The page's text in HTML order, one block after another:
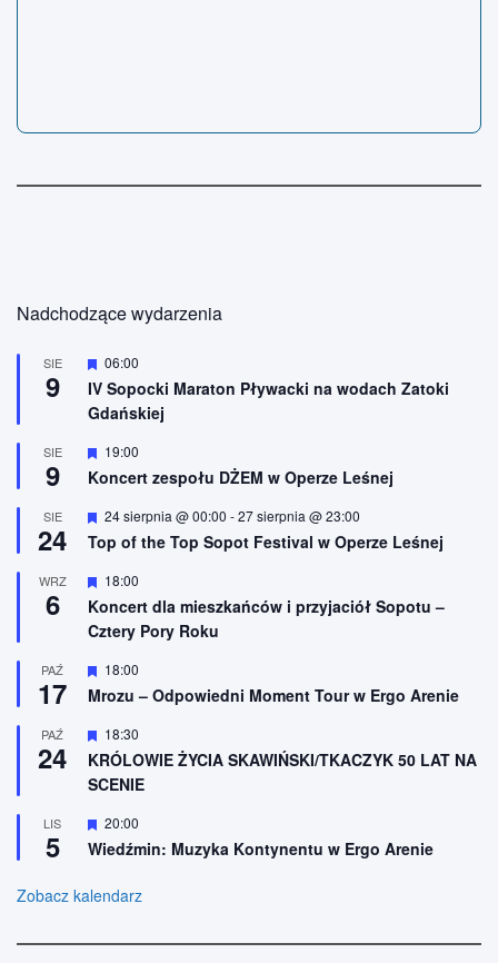
Nadchodzące wydarzenia
SIE
9
W
y
r
ó
n
o
e
06:00
IV Sopocki Maraton Pływacki na wodach Zatoki
Gdańskiej
SIE
9
W
r
ż
n
o
n
e
19:00
Koncert zespołu DŻEM w Operze Leśnej
SIE
24
W
r
ż
n
o
e
24 sierpnia @ 00:00 -27 sierpnia @ 23:00
Top of the Top Sopot Festival w Operze Leśnej
WRZ
6
W
r
ó
n
o
e
18:00
Koncert dla mieszkańców i przyjaciół Sopotu –
Cztery Pory Roku
PAŹ
17
W
r
ż
n
i
o
e
18:00
Mrozu – Odpowiedni Moment Tour w Ergo Arenie
PAŹ
24
W
y
r
ó
n
i
o
e
18:30
KRÓLOWIE ŻYCIA SKAWIŃSKI/TKACZYK 50 LAT NA
SCENIE
LIS
5
W
y
r
ż
o
20:00
Wiedźmin: Muzyka Kontynentu w Ergo Arenie
Zobacz kalendarz